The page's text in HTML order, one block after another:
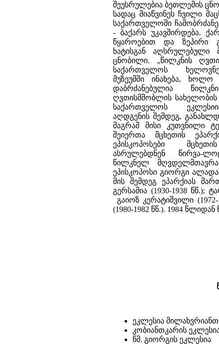
შეუსრულებია ბეთლემის
სადაც მიაწვინეს ჩვილი
საქართველოში
- ბაქარს უკავშირდება.
წყაროებით და ზეპირი
ხატისგან აღსრულებული
ცნობილი. „წილკნის
საქართველოს
მუზეუმში ინახება,
დაბრძანებულია
ღვთისმშობლის სახელობის
საქართველოს
აღდგენის შემდეგ,
მაგრამ მისი კუთვნილი
შეიერთა მცხეთის
ეპისკოპოსები
ასრულებდნენ წირვა-
წილკნელ
ეპისკოპოსი გიორგი
მის შემდეგ ეპარქიას
გერსამია (1930-1938 წწ.);
გაიოზ კერატიშვილი
(1980-1982 წწ.). 1984
ეკლესია
კობიანთკარის
წმ. გიორგის ეკლესია